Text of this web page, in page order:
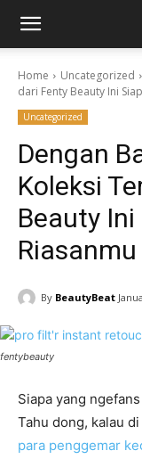
Home Uncategorized
dari Fenty Beauty Ini
Uncategorized
Dengan
Koleksi
Beauty
By BeautyBeat
fentybeauty
Siapa yang
Tahu dong, kalau
para penggemar